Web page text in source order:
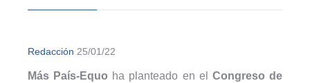
Redacción 25/01/22
Más País-Equo ha planteado en el Congreso de